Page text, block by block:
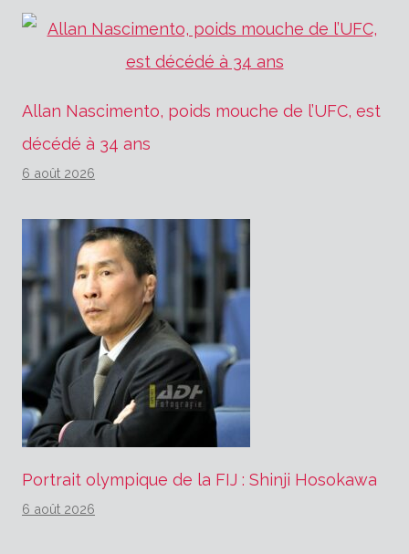
Allan Nascimento, poids mouche de l’UFC, est
décédé à 34 ans
6 août 2026
Portrait olympique de la FIJ : Shinji Hosokawa
6 août 2026